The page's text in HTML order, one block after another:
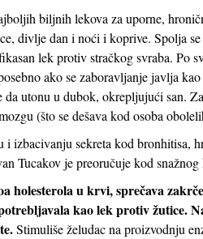
biljnih lekova za uporne,
divlje dan i noći i koprive. Spolja
lek protiv stračkog svraba. Po
ako se zaboravljanje javlja
da utonu u dubok, okrepljujući san.
(što se dešava kod osoba
izbacivanju sekreta kod bronhitisa,
Tucakov je preoručuje kod
holesterola u krvi, sprečava
kao lek protiv žutice.
Stimuliše želudac na proizvodnju